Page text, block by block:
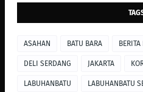
ASAHAN BATU BARA
DELI SERDANG JAKARTA
LABUHANBATU LABUHANBATU